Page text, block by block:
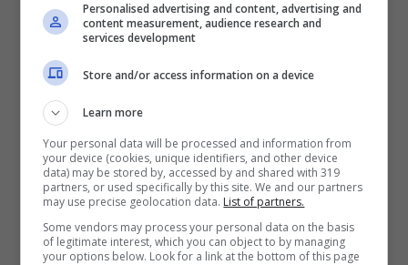
vetrina importante per la musica italiana.Le
certificazioni ottenute dagli artisti che vi
partecipanodimostrano che il talento e la
passione per la musica possono portare a
grandi risultati e a riconoscimenti prestigiosi.
Di seguito è possibile consultare i dati più
recenti sulle certificazioni dei dischi dal
platino a scendere:
Personalised advertising and content, advertising and
content measurement, audience research and
services development
Store and/or access information on a device
Learn more
Your personal data will be processed and information from
your device (cookies, unique identifiers, and other device
data) may be stored by, accessed by and shared with 319
partners, or used specifically by this site. We and our partners
may use precise geolocation data. List of partners.
Some vendors may process your personal data on the basis
of legitimate interest, which you can object to by managing
your options below. Look for a link at the bottom of this page